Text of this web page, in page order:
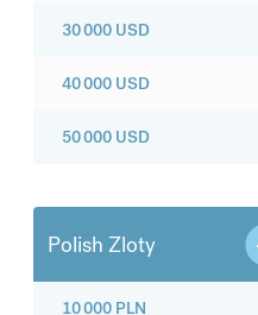
30 000 USD
40 000 USD
50 000 USD
Polish Zloty
10 000 PLN